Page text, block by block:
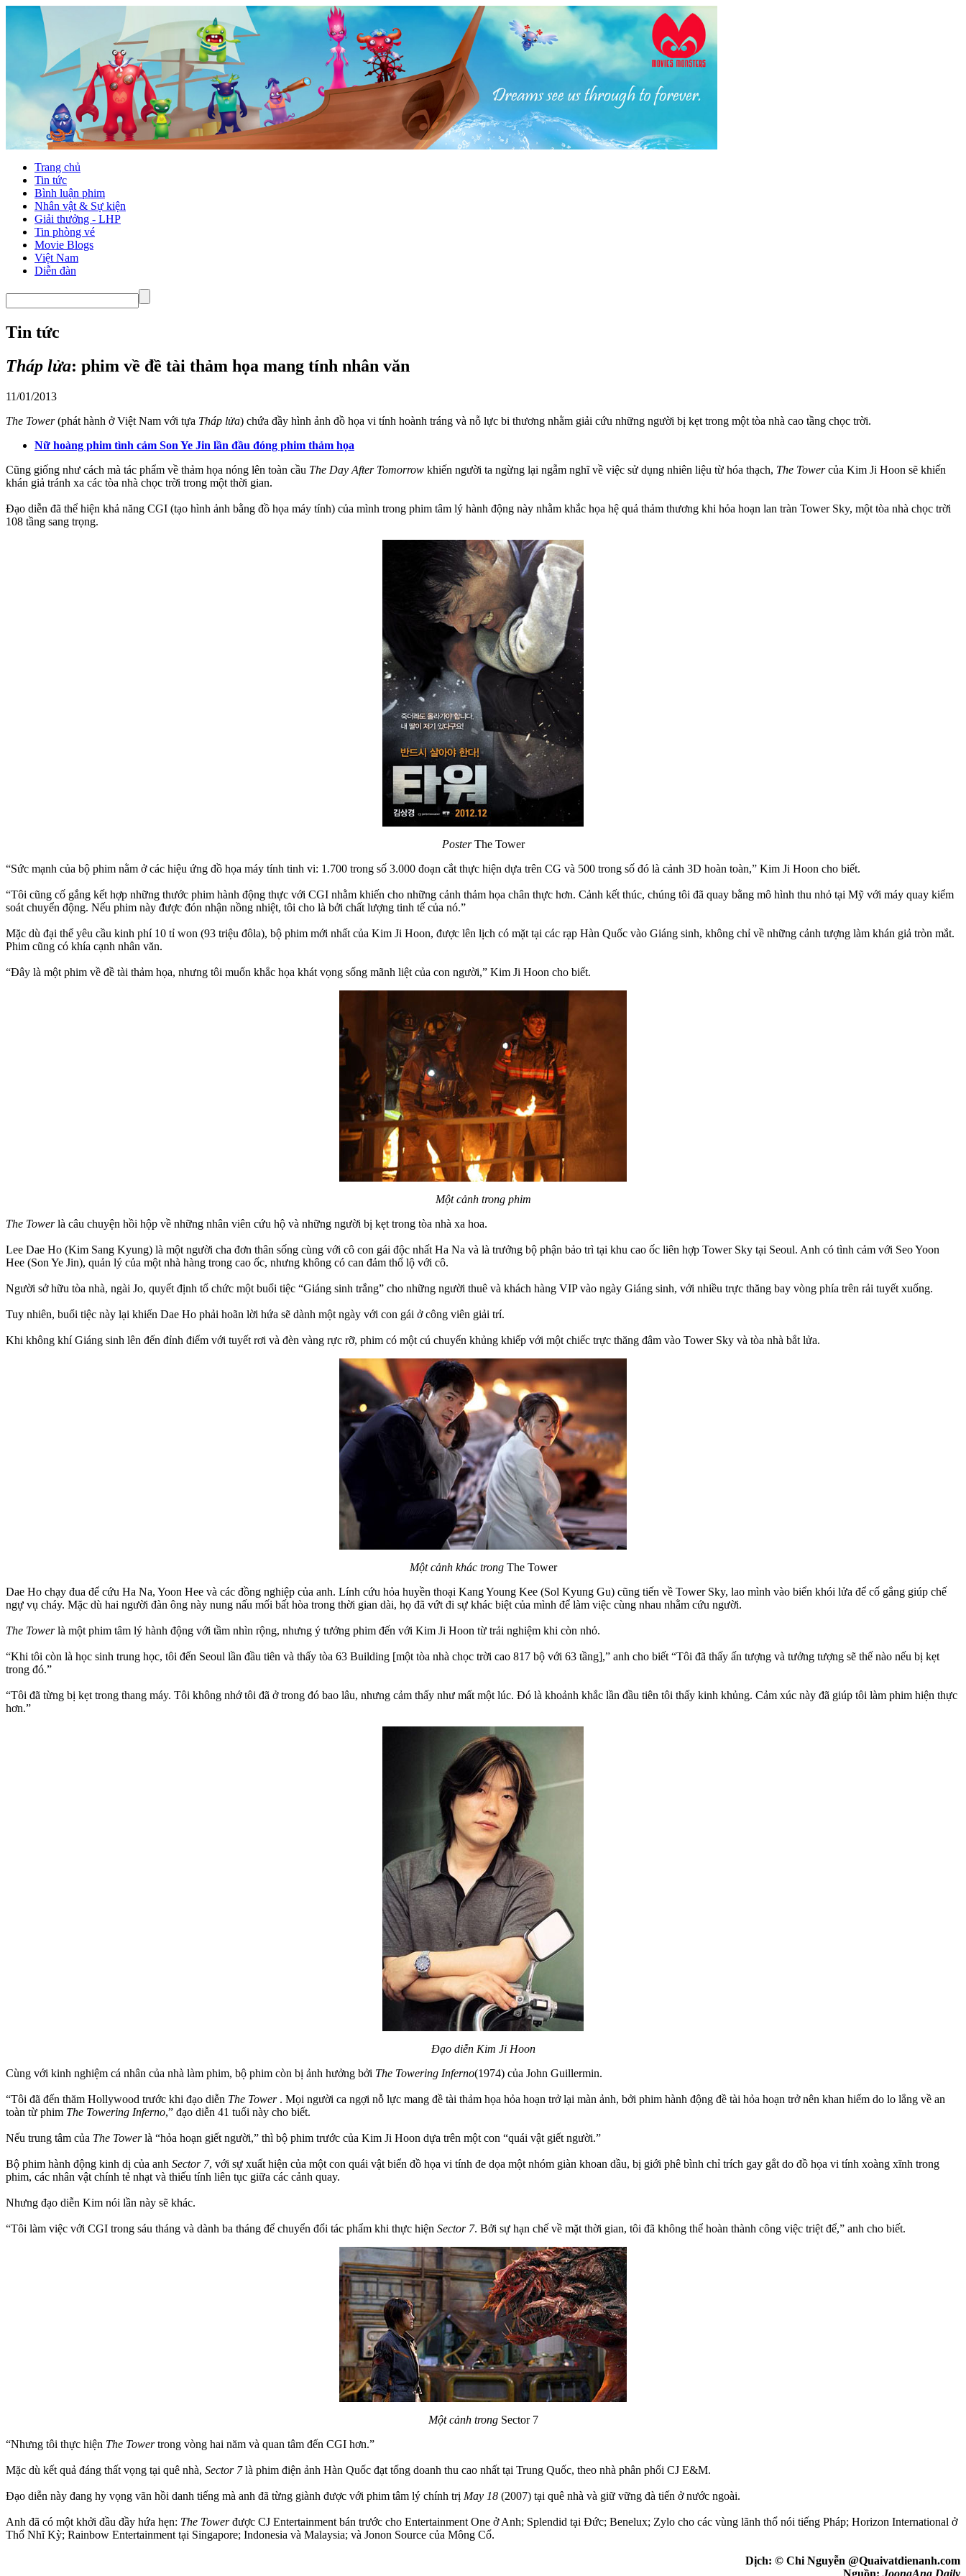
Trang chủ
Tin tức
Bình luận phim
Nhân vật & Sự kiện
Giải thưởng - LHP
Tin phòng vé
Movie Blogs
Việt Nam
Diễn đàn
Tin tức
Tháp lửa: phim về đề tài thảm họa mang tính nhân văn
11/01/2013
The Tower(phát hành ở Việt Nam với tựa Tháp lửa) chứa đầy hình ảnh đồ họa vi tính hoành tráng và nỗ lực bi thương nhằm giải cứu những người bị kẹt trong một tòa nhà cao tầng chọc trời.
Nữ hoàng phim tình cảm Son Ye Jin lần đầu đóng phim thảm họa
Cũng giống như cách mà tác phẩm về thảm họa nóng lên toàn cầu The Day After Tomorrow khiến người ta ngừng lại ngẫm nghĩ về việc sử dụng nhiên liệu từ hóa thạch, The Towercủa Kim Ji Hoon sẽ khiến
khán giả tránh xa các tòa nhà chọc trời trong một thời gian.
Đạo diễn đã thể hiện khả năng CGI (tạo hình ảnh bằng đồ họa máy tính) của mình trong phim tâm lý hành động này nhằm khắc họa hệ quả thảm thương khi hỏa hoạn lan tràn Tower Sky, một tòa nhà chọc trời
108 tầng sang trọng.
PosterThe Tower
“Sức mạnh của bộ phim nằm ở các hiệu ứng đồ họa máy tính tinh vi: 1.700 trong số 3.000 đoạn cắt thực hiện dựa trên CG và 500 trong số đó là cảnh 3D hoàn toàn,” Kim Ji Hoon cho biết.
“Tôi cũng cố gắng kết hợp những thước phim hành động thực với CGI nhằm khiến cho những cảnh thảm họa chân thực hơn. Cảnh kết thúc, chúng tôi đã quay bằng mô hình thu nhỏ tại Mỹ với máy quay kiểm
soát chuyển động. Nếu phim này được đón nhận nồng nhiệt, tôi cho là bởi chất lượng tinh tế của nó.”
Mặc dù đại thể yêu cầu kinh phí 10 tỉ won (93 triệu đôla), bộ phim mới nhất của Kim Ji Hoon, được lên lịch có mặt tại các rạp Hàn Quốc vào Giáng sinh, không chỉ về những cảnh tượng làm khán giả tròn mắt.
Phim cũng có khía cạnh nhân văn.
“Đây là một phim về đề tài thảm họa, nhưng tôi muốn khắc họa khát vọng sống mãnh liệt của con người,” Kim Ji Hoon cho biết.
Một cảnh trong phim
The Towerlà câu chuyện hồi hộp về những nhân viên cứu hộ và những người bị kẹt trong tòa nhà xa hoa.
Lee Dae Ho (Kim Sang Kyung) là một người cha đơn thân sống cùng với cô con gái độc nhất Ha Na và là trưởng bộ phận bảo trì tại khu cao ốc liên hợp Tower Sky tại Seoul. Anh có tình cảm với Seo Yoon
Hee (Son Ye Jin), quản lý của một nhà hàng trong cao ốc, nhưng không có can đảm thổ lộ với cô.
Người sở hữu tòa nhà, ngài Jo, quyết định tổ chức một buổi tiệc “Giáng sinh trắng” cho những người thuê và khách hàng VIP vào ngày Giáng sinh, với nhiều trực thăng bay vòng phía trên rải tuyết xuống.
Tuy nhiên, buổi tiệc này lại khiến Dae Ho phải hoãn lời hứa sẽ dành một ngày với con gái ở công viên giải trí.
Khi không khí Giáng sinh lên đến đỉnh điểm với tuyết rơi và đèn vàng rực rỡ, phim có một cú chuyển khủng khiếp với một chiếc trực thăng đâm vào Tower Sky và tòa nhà bắt lửa.
Một cảnh khác trongThe Tower
Dae Ho chạy đua để cứu Ha Na, Yoon Hee và các đồng nghiệp của anh. Lính cứu hỏa huyền thoại Kang Young Kee (Sol Kyung Gu) cũng tiến về Tower Sky, lao mình vào biển khói lửa để cố gắng giúp chế
ngự vụ cháy. Mặc dù hai người đàn ông này nung nấu mối bất hòa trong thời gian dài, họ đã vứt đi sự khác biệt của mình để làm việc cùng nhau nhằm cứu người.
The Towerlà một phim tâm lý hành động với tầm nhìn rộng, nhưng ý tưởng phim đến với Kim Ji Hoon từ trải nghiệm khi còn nhỏ.
“Khi tôi còn là học sinh trung học, tôi đến Seoul lần đầu tiên và thấy tòa 63 Building [một tòa nhà chọc trời cao 817 bộ với 63 tầng],” anh cho biết “Tôi đã thấy ấn tượng và tưởng tượng sẽ thế nào nếu bị kẹt
trong đó.”
“Tôi đã từng bị kẹt trong thang máy. Tôi không nhớ tôi đã ở trong đó bao lâu, nhưng cảm thấy như mất một lúc. Đó là khoảnh khắc lần đầu tiên tôi thấy kinh khủng. Cảm xúc này đã giúp tôi làm phim hiện thực
hơn.”
Đạo diễn Kim Ji Hoon
Cùng với kinh nghiệm cá nhân của nhà làm phim, bộ phim còn bị ảnh hưởng bởi The Towering Inferno(1974) của John Guillermin.
“Tôi đã đến thăm Hollywood trước khi đạo diễn The Tower . Mọi người ca ngợi nỗ lực mang đề tài thảm họa hỏa hoạn trở lại màn ảnh, bởi phim hành động đề tài hỏa hoạn trở nên khan hiếm do lo lắng về an
toàn từ phim The Towering Inferno,” đạo diễn 41 tuổi này cho biết.
Nếu trung tâm của The Towerlà “hỏa hoạn giết người,” thì bộ phim trước của Kim Ji Hoon dựa trên một con “quái vật giết người.”
Bộ phim hành động kinh dị của anh Sector 7, với sự xuất hiện của một con quái vật biển đồ họa vi tính đe dọa một nhóm giàn khoan dầu, bị giới phê bình chỉ trích gay gắt do đồ họa vi tính xoàng xĩnh trong
phim, các nhân vật chính tẻ nhạt và thiếu tính liên tục giữa các cảnh quay.
Nhưng đạo diễn Kim nói lần này sẽ khác.
“Tôi làm việc với CGI trong sáu tháng và dành ba tháng để chuyển đổi tác phẩm khi thực hiện Sector 7. Bởi sự hạn chế về mặt thời gian, tôi đã không thể hoàn thành công việc triệt để,” anh cho biết.
Một cảnh trongSector 7
“Nhưng tôi thực hiện The Towertrong vòng hai năm và quan tâm đến CGI hơn.”
Mặc dù kết quả đáng thất vọng tại quê nhà, Sector 7là phim điện ảnh Hàn Quốc đạt tổng doanh thu cao nhất tại Trung Quốc, theo nhà phân phối CJ E&M.
Đạo diễn này đang hy vọng vãn hồi danh tiếng mà anh đã từng giành được với phim tâm lý chính trị May 18 (2007) tại quê nhà và giữ vững đà tiến ở nước ngoài.
Anh đã có một khởi đầu đầy hứa hẹn: The Towerđược CJ Entertainment bán trước cho Entertainment One ở Anh; Splendid tại Đức; Benelux; Zylo cho các vùng lãnh thổ nói tiếng Pháp; Horizon International ở
Thổ Nhĩ Kỳ; Rainbow Entertainment tại Singapore; Indonesia và Malaysia; và Jonon Source của Mông Cổ.
Dịch: © Chi Nguyễn @Quaivatdienanh.com
Nguồn: JoongAng Daily